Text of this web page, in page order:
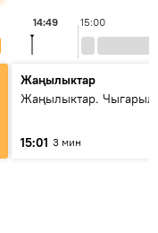
15:00
14:49
Жаңылыктар
Жаңылыктар.
15:01 3 мин